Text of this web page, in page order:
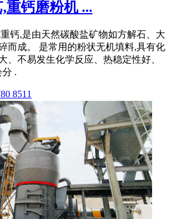
重钙磨粉机 ...
钙,是由天然碳酸盐矿物如方解石、大
而成。 是常用的粉状无机填料,具有化
、不易发生化学反应、热稳定性好、
.
8511